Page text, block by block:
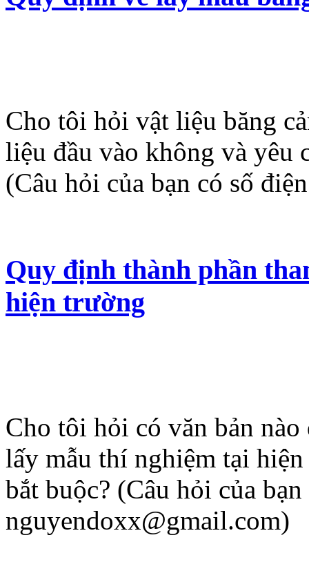
Cho tôi hỏi vật liệu băng
liệu đầu vào không và yêu
(Câu hỏi của bạn có số
Quy định thành phần
hiện trường
Cho tôi hỏi có văn bản
lấy mẫu thí nghiệm tại
bắt buộc? (Câu hỏi của
nguyendoxx@gmail.com)